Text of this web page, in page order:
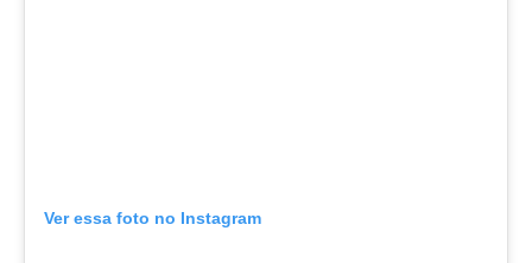
Ver essa foto no Instagram